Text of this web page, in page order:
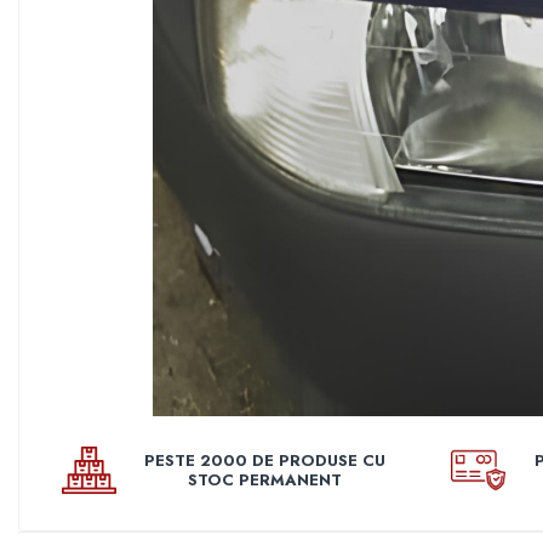
Diverse accesorii interior
PESTE 2000 DE PRODUSE CU
STOC PERMANENT